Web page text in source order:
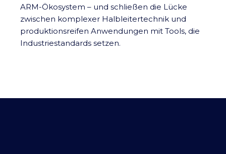
ARM-Ökosystem – und schließen die Lücke
zwischen komplexer Halbleitertechnik und
produktionsreifen Anwendungen mit Tools, die
Industriestandards setzen.